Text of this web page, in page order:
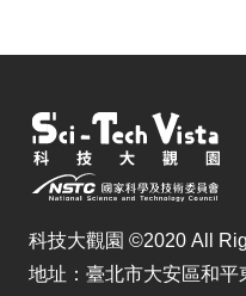
科技大觀園 ©2020 All
地址：臺北市大安區和